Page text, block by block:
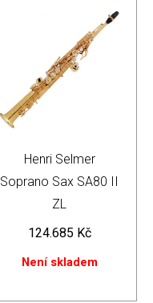
Henri Selmer
Soprano Sax SA80 II
ZL
124.685 Kč
Není skladem